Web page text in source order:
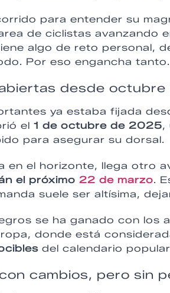
para entender su
de ciclistas avanzando
algo de reto personal,
Por eso engancha tanto.
desde
ya estaba fijada
el 1 de octubre de 2025,
para asegurar su dorsal.
en el horizonte, llega otro
el próximo 22 de marzo.
suele ser altísima,
se ha ganado con los
donde está
del calendario
cambios, pero sin